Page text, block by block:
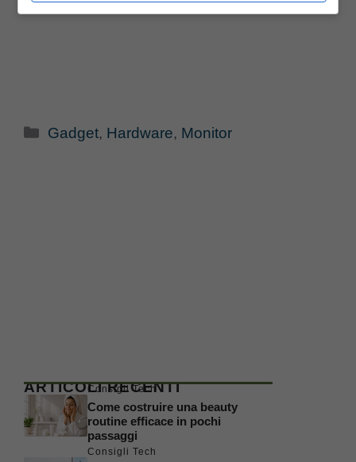
Categorie
Gadget, Hardware, Monitor
ARTICOLI RECENTI
Consigli Tech
Come costruire una beauty
routine efficace in pochi
passaggi
Consigli Tech